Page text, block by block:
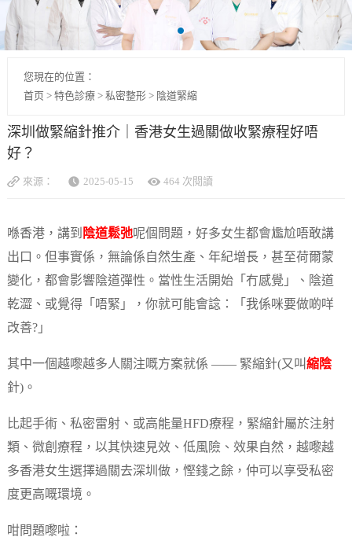
您現在的位置：
首页 > 特色診療> 私密整形> 陰道緊縮
深圳做緊縮針推介｜香港女生過關做收緊療程好唔
好？
來源： 2025-05-15 464 次閱讀
喺香港，講到 陰道鬆弛呢個問題，好多女生都會尷尬唔敢講
出口。但事實係，無論係自然生產、年紀增長，甚至荷爾蒙
變化，都會影響陰道彈性。當性生活開始「冇感覺」、陰道
乾澀、或覺得「唔緊」，你就可能會諗：「我係咪要做啲咩
改善?」
其中一個越嚟越多人關注嘅方案就係 —— 緊縮針(又叫縮陰
針)。
比起手術、私密雷射、或高能量HFD療程，緊縮針屬於注射
類、微創療程，以其快速見效、低風險、效果自然，越嚟越
多香港女生選擇過關去深圳做，慳錢之餘，仲可以享受私密
度更高嘅環境。
咁問題嚟啦：